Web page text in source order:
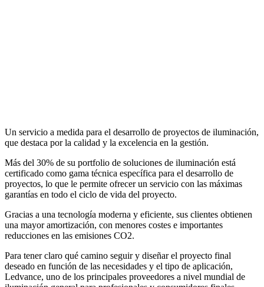
Un servicio a medida para el desarrollo de proyectos de iluminación,
que destaca por la calidad y la excelencia en la gestión.
Más del 30% de su portfolio de soluciones de iluminación está
certificado como gama técnica específica para el desarrollo de
proyectos, lo que le permite ofrecer un servicio con las máximas
garantías en todo el ciclo de vida del proyecto.
Gracias a una tecnología moderna y eficiente, sus clientes obtienen
una mayor amortización, con menores costes e importantes
reducciones en las emisiones CO2.
Para tener claro qué camino seguir y diseñar el proyecto final
deseado en función de las necesidades y el tipo de aplicación,
Ledvance, uno de los principales proveedores a nivel mundial de